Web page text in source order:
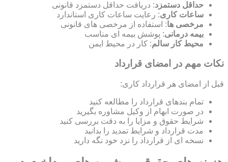
حداقل دستمزد: دریافت حداقل دستمزد قانونی
ساعات کاری: رعایت ساعات کاری استاندارد
مرخصی ها: استفاده از مرخصی های قانونی
بیمه درمانی: پوشش بیمه ای مناسب
محیط کار سالم: کار در محیط ایمن
نکات مهم در امضای قرارداد
قبل از امضای هر قرارداد کاری:
تمام بندهای قرارداد را مطالعه کنید
در صورت ابهام از وکیل مشاوره بگیرید
شرایط حقوق و مزایا را به دقت بررسی کنید
مدت قرارداد و شرایط تمدید را بدانید
نسخه ای از قرارداد را نزد خود نگه دارید